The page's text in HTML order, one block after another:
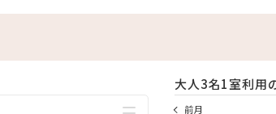
大人3名1室利用
前月